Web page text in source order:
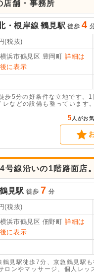
店舗・事務所
・根岸線 鶴見駅 徒歩 4
(税抜)
浜市鶴見区 豊岡町詳細は
に表示
歩5分の好条件な立地です。
などの設備も整っています
5 人がお
号線沿いの1階路面店
鶴見駅 徒歩 7 分
(税抜)
浜市鶴見区 佃野町詳細は
に表示
鶴見駅徒歩7分、京急鶴見駅
ロンやマッサージ、個人レッ